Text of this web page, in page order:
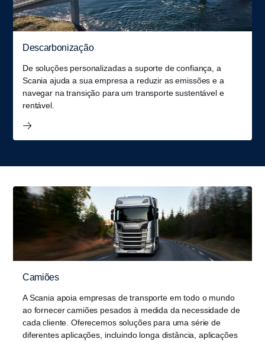
Descarbonização
De soluções personalizadas a suporte de confiança, a
Scania ajuda a sua empresa a reduzir as emissões e a
navegar na transição para um transporte sustentável e
rentável.
Camiões
A Scania apoia empresas de transporte em todo o mundo
ao fornecer camiões pesados à medida da necessidade de
cada cliente. Oferecemos soluções para uma série de
diferentes aplicações, incluindo longa distância, aplicações